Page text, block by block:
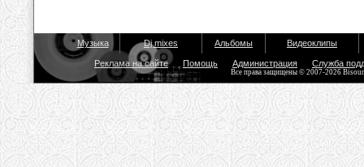
Музыка Dj mixes Альбомы Видеоклипы
Реклама на сайте Помощь Администрация Служба
Все права защищены © 2007-2026